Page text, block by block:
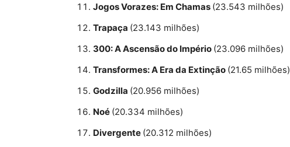
Jogos Vorazes: Em Chamas (23.543 milhões)
Trapaça (23.143 milhões)
300: A Ascensão do Império (23.096 milhões)
Transformes: A Era da Extinção (21.65 milhões)
Godzilla (20.956 milhões)
Noé (20.334 milhões)
Divergente (20.312 milhões)